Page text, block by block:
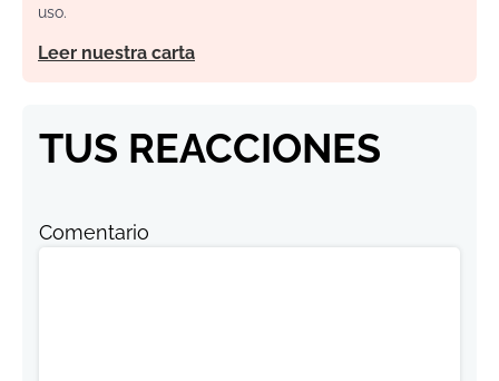
uso.
Leer nuestra carta
TUS REACCIONES
Comentario